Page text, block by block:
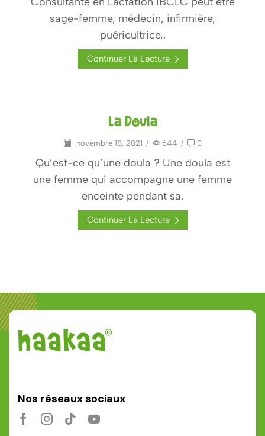
sage-femme, médecin, infirmière,
puéricultrice,.
Continuer La Lecture
La Doula
novembre 18, 2021 / 644 / 0
Qu’est-ce qu’une doula ? Une doula est
une femme qui accompagne une femme
enceinte pendant sa.
Continuer La Lecture
Nos réseaux sociaux